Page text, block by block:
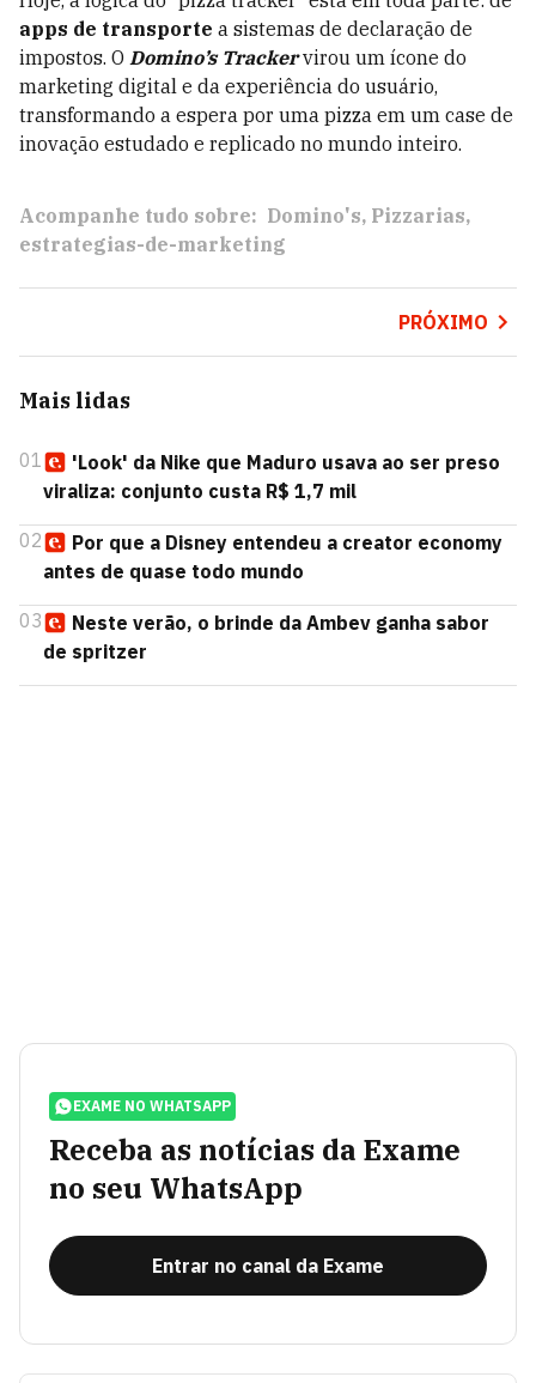
apps de transporte a sistemas de declaração de
impostos. O Domino’s Trackervirou um ícone do
marketing digital e da experiência do usuário,
transformando a espera por uma pizza em um case de
inovação estudado e replicado no mundo inteiro.
Acompanhe tudo sobre: Domino's Pizzarias
estrategias-de-marketing
PRÓXIMO
Mais lidas
01
'Look' da Nike que Maduro usava ao ser preso
viraliza: conjunto custa R$ 1,7 mil
02
Por que a Disney entendeu a creator economy
antes de quase todo mundo
03
Neste verão, o brinde da Ambev ganha sabor
de spritzer
EXAME NO WHATSAPP
Receba as notícias da Exame
no seu WhatsApp
Entrar no canal da Exame